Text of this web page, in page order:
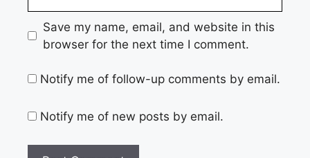
Save my name, email, and website in this
browser for the next time I comment.
Notify me of follow-up comments by email.
Notify me of new posts by email.